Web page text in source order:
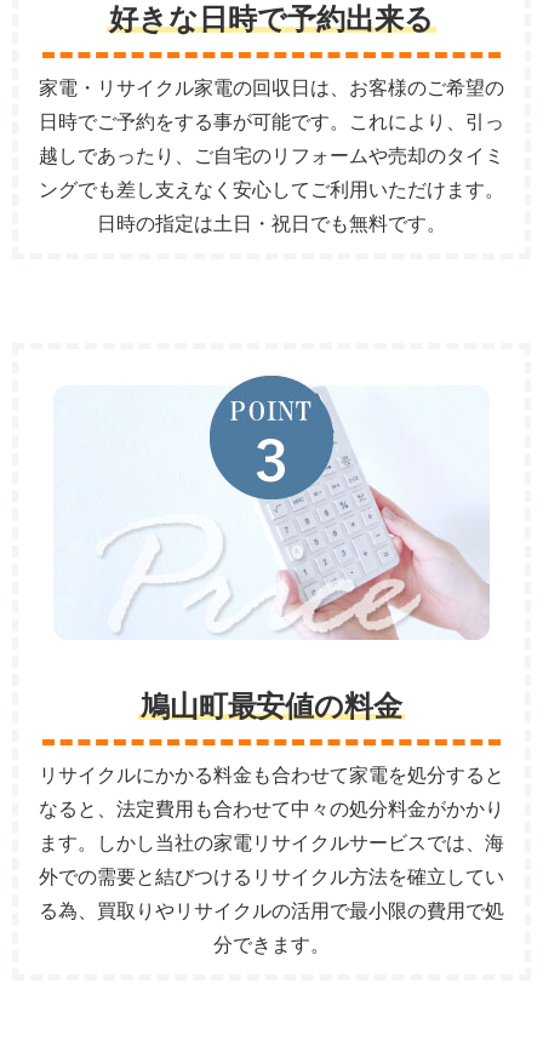
好きな日時で予約出来る
家電・リサイクル家電の回収日は、お客様のご希望の
日時でご予約をする事が可能です。これにより、引っ
越しであったり、ご自宅のリフォームや売却のタイミ
ングでも差し支えなく安心してご利用いただけます。
日時の指定は土日・祝日でも無料です。
鳩山町最安値の料金
リサイクルにかかる料金も合わせて家電を処分すると
なると、法定費用も合わせて中々の処分料金がかかり
ます。しかし当社の家電リサイクルサービスでは、海
外での需要と結びつけるリサイクル方法を確立してい
る為、買取りやリサイクルの活用で最小限の費用で処
分できます。